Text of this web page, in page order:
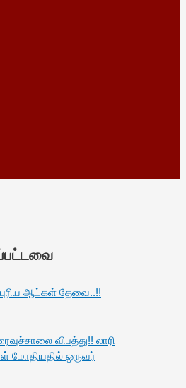
ஆட்கள் தேவை..!!
விபத்து!! லாரி
மோதியதில் ஒருவர்